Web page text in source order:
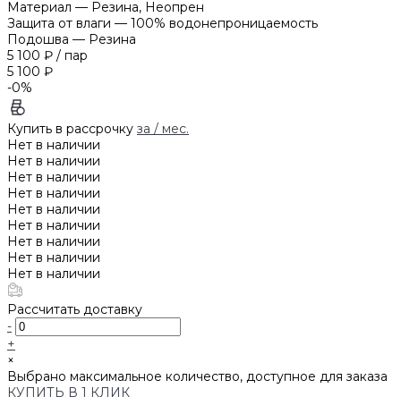
Материал — Резина, Неопрен
Защита от влаги — 100% водонепроницаемость
Подошва — Резина
5 100 ₽ / пар
5 100 ₽
-0%
Купить в рассрочку за / мес.
Нет в наличии
Нет в наличии
Нет в наличии
Нет в наличии
Нет в наличии
Нет в наличии
Нет в наличии
Нет в наличии
Нет в наличии
Рассчитать доставку
-
+
×
Выбрано максимальное количество, доступное для заказа
КУПИТЬ В 1 КЛИК